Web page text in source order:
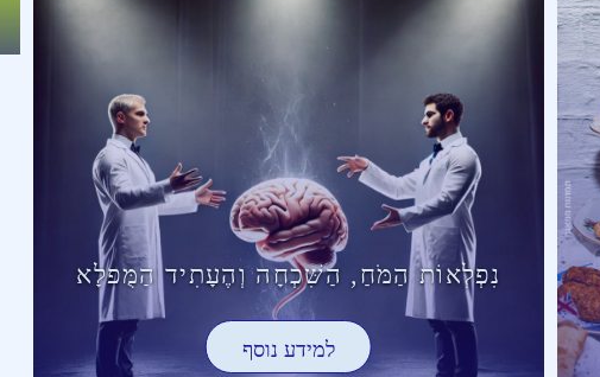
נִפְלְאוֹת הַמֹּחַ, הַשִּׁכְחָה וְהֶעָתִיד הַמֻּפלָא
למידע נוסף